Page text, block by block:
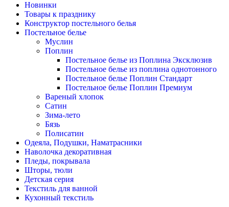
Новинки
Товары к празднику
Конструктор постельного белья
Постельное белье
Муслин
Поплин
Постельное белье из Поплина Эксклюзив
Постельное белье из поплина однотонного
Постельное белье Поплин Стандарт
Постельное белье Поплин Премиум
Вареный хлопок
Сатин
Зима-лето
Бязь
Полисатин
Одеяла, Подушки, Наматрасники
Наволочка декоративная
Пледы, покрывала
Шторы, тюли
Детская серия
Текстиль для ванной
Кухонный текстиль